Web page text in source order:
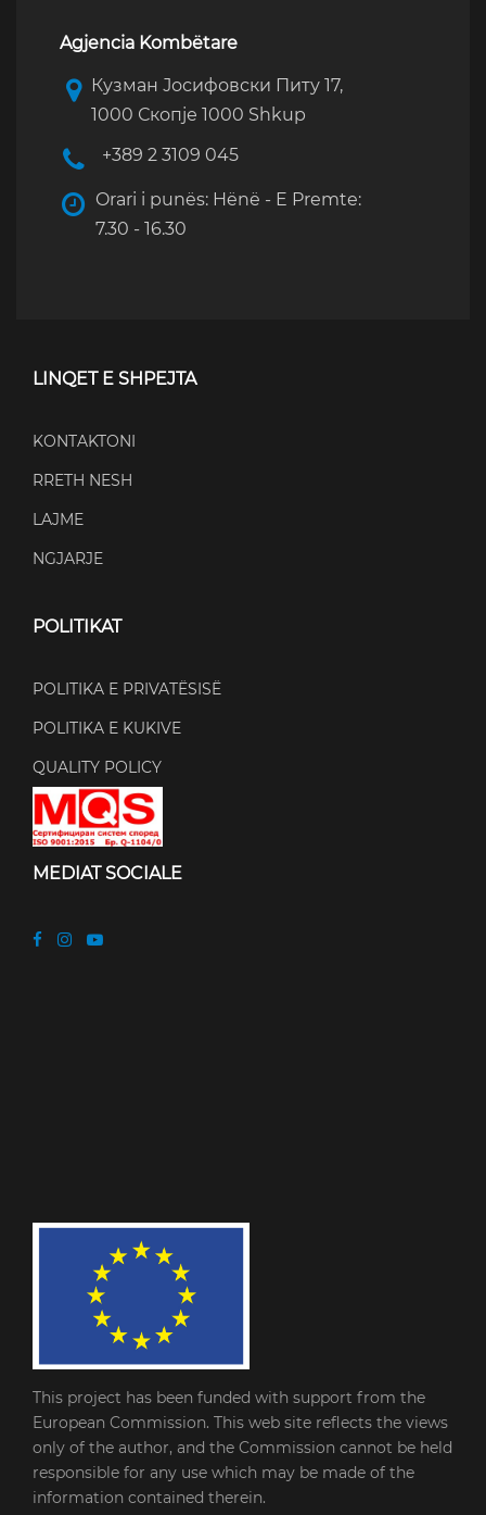
Agjencia Kombëtare
Кузман Јосифовски Питу 17,
1000 Скопје 1000 Shkup
+389 2 3109 045
Orari i punës: Hënë - E Premte:
7.30 - 16.30
LINQET E SHPEJTA
KONTAKTONI
RRETH NESH
LAJME
NGJARJE
POLITIKAT
POLITIKA E PRIVATËSISË
POLITIKA E KUKIVE
QUALITY POLICY
MEDIAT SOCIALE
This project has been funded with support from the
European Commission. This web site reflects the views
only of the author, and the Commission cannot be held
responsible for any use which may be made of the
information contained therein.